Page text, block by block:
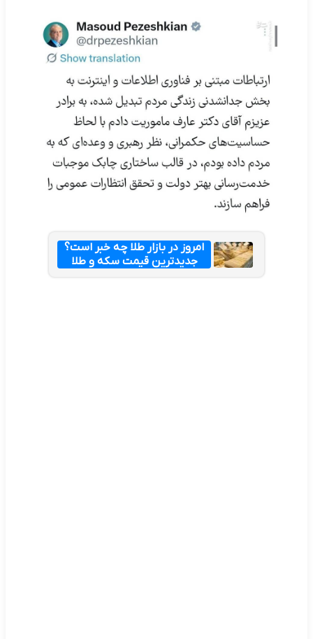
امروز در بازار طلا چه خبر است؟
جدیدترین قیمت سکه و طلا